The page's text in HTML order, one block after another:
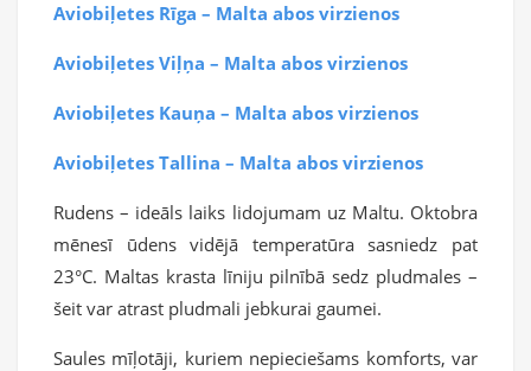
Aviobiļetes Rīga – Malta abos virzienos
Aviobiļetes Viļņa – Malta abos virzienos
Aviobiļetes Kauņa – Malta abos virzienos
Aviobiļetes Tallina – Malta abos virzienos
Rudens – ideāls laiks lidojumam uz Maltu. Oktobra
mēnesī ūdens vidējā temperatūra sasniedz pat
23°C. Maltas krasta līniju pilnībā sedz pludmales –
šeit var atrast pludmali jebkurai gaumei.
Saules mīļotāji, kuriem nepieciešams komforts, var